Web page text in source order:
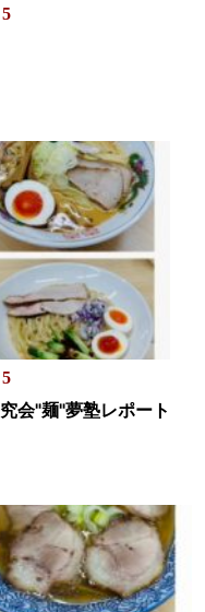
会"麺"夢塾レポート